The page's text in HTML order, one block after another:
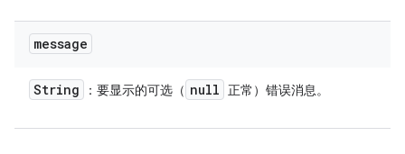
message
String ：要显示的可选（ null 正常）错误消息。